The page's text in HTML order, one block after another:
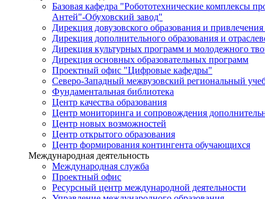
Базовая кафедра "Робототехнические комплексы
Антей"-Обуховский завод"
Дирекция довузовского образования и привлечения
Дирекция дополнительного образования и
Дирекция культурных программ и молодежного
Дирекция основных образовательных программ
Проектный офис "Цифровые кафедры"
Северо-Западный межвузовский региональный
Фундаментальная библиотека
Центр качества образования
Центр мониторинга и сопровождения
Центр новых возможностей
Центр открытого образования
Центр формирования контингента обучающихся
Международная деятельность
Международная служба
Проектный офис
Ресурсный центр международной деятельности